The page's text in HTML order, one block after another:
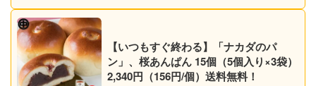
【いつもすぐ終わる】「ナカダのパ
ン」、桜あんぱん 15個（5個入り×3袋）
2,340円（156円/個）送料無料！